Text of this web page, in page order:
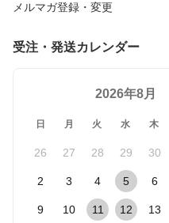
メルマガ登録・変更
受注・発送カレンダー
2026年8月
日 月 火 水 木
26 27 28 29 30
2 3 4 5 6
9 10 11 12 13